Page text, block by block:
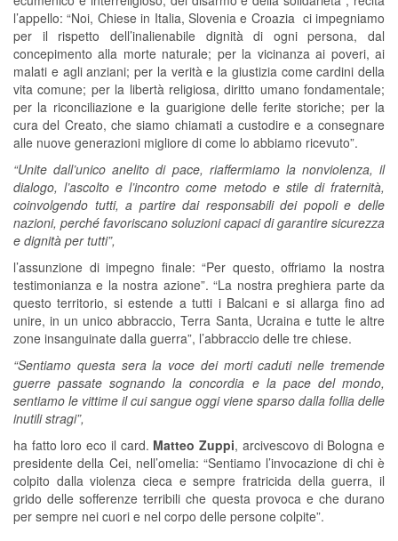
l’appello: “Noi, Chiese in Italia, Slovenia e Croazia ci impegniamo
per il rispetto dell’inalienabile dignità di ogni persona, dal
concepimento alla morte naturale; per la vicinanza ai poveri, ai
malati e agli anziani; per la verità e la giustizia come cardini della
vita comune; per la libertà religiosa, diritto umano fondamentale;
per la riconciliazione e la guarigione delle ferite storiche; per la
cura del Creato, che siamo chiamati a custodire e a consegnare
alle nuove generazioni migliore di come lo abbiamo ricevuto”.
“Unite dall’unico anelito di pace, riaffermiamo la nonviolenza, il
dialogo, l’ascolto e l’incontro come metodo e stile di fraternità,
coinvolgendo tutti, a partire dai responsabili dei popoli e delle
nazioni, perché favoriscano soluzioni capaci di garantire sicurezza
e dignità per tutti”,
l’assunzione di impegno finale: “Per questo, offriamo la nostra
testimonianza e la nostra azione”. “La nostra preghiera parte da
questo territorio, si estende a tutti i Balcani e si allarga fino ad
unire, in un unico abbraccio, Terra Santa, Ucraina e tutte le altre
zone insanguinate dalla guerra”, l’abbraccio delle tre chiese.
“Sentiamo questa sera la voce dei morti caduti nelle tremende
guerre passate sognando la concordia e la pace del mondo,
sentiamo le vittime il cui sangue oggi viene sparso dalla follia delle
inutili stragi”,
ha fatto loro eco il card. Matteo Zuppi, arcivescovo di Bologna e
presidente della Cei, nell’omelia: “Sentiamo l’invocazione di chi è
colpito dalla violenza cieca e sempre fratricida della guerra, il
grido delle sofferenze terribili che questa provoca e che durano
per sempre nei cuori e nel corpo delle persone colpite”.